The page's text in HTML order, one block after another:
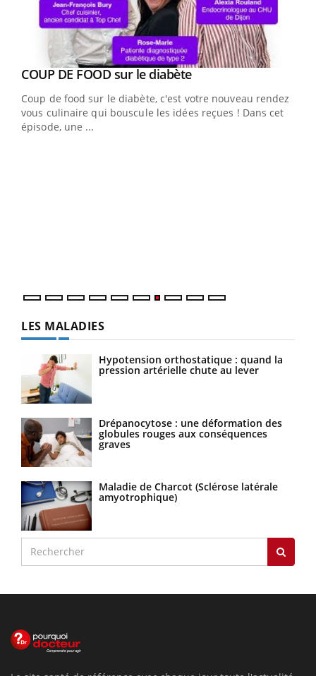
Youtube
COUP DE FOOD sur le diabèteYoutube
Coup de food sur le diabète, c'est votre nouveau rendez-
vous culinaire qui bouscule les idées reçues ! Dans cet
épisode, une ...
LES MALADIES
Hypotension orthostatique : quand la
pression artérielle chute au lever
Drépanocytose : une déformation des
globules rouges aux conséquences
graves
Maladie de Charcot (Sclérose latérale
amyotrophique)